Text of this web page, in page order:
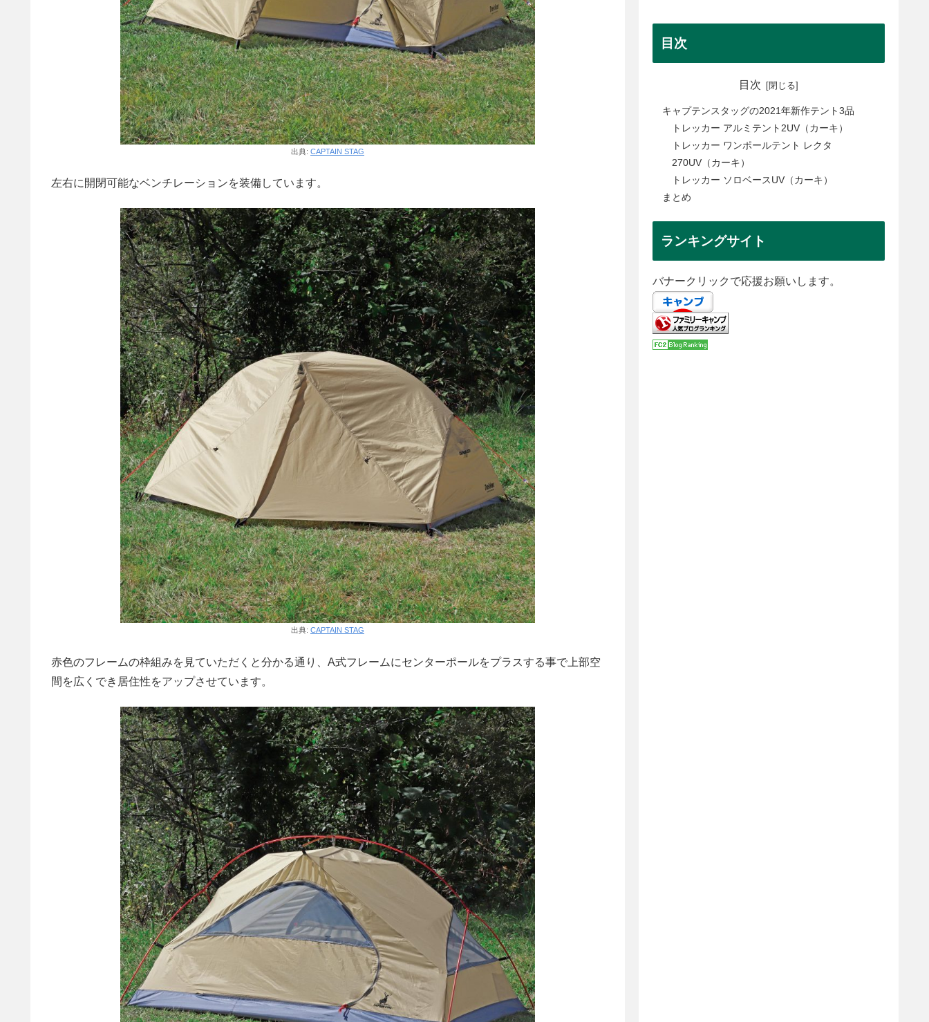
出典: CAPTAIN STAG
左右に開閉可能なベンチレーションを装備しています。
出典: CAPTAIN STAG
赤色のフレームの枠組みを見ていただくと分かる通り、A式フレームにセンターポールをプラスする事で上部空
間を広くでき居住性をアップさせています。
目次
目次
キャプテンスタッグの2021年新作テント3品
トレッカー アルミテント2UV（カーキ）
トレッカー ワンポールテント レクタ
270UV（カーキ）
トレッカー ソロベースUV（カーキ）
まとめ
ランキングサイト
バナークリックで応援お願いします。